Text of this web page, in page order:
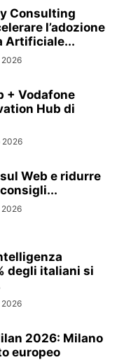
Consulting
l’adozione
Artificiale...
2026
+ Vodafone
Hub di
2026
Web e ridurre
2026
degli italiani si
2026
2026: Milano
europeo